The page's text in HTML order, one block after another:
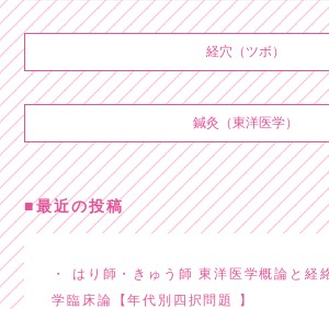
経穴（ツボ）
鍼灸（東洋医学）
最近の投稿
はり師・きゅう師 東洋医学概論と経
学臨床論【年代別四択問題 】